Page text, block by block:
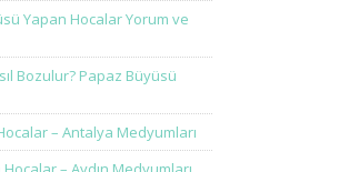
Yapan Hocalar Yorum ve
Bozulur? Papaz Büyüsü
– Antalya Medyumları